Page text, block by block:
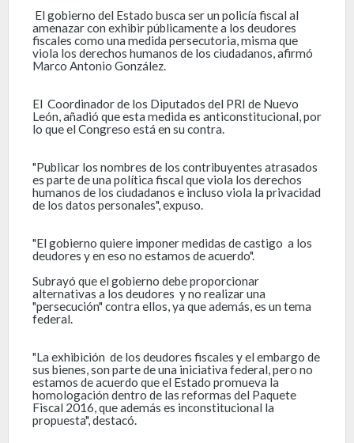
El gobierno del Estado busca ser un policía fiscal al
amenazar con exhibir públicamente a los deudores
fiscales como una medida persecutoria, misma que
viola los derechos humanos de los ciudadanos, afirmó
Marco Antonio González.
El Coordinador de los Diputados del PRI de Nuevo
León, añadió que esta medida es anticonstitucional, por
lo que el Congreso está en su contra.
"Publicar los nombres de los contribuyentes atrasados
es parte de una política fiscal que viola los derechos
humanos de los ciudadanos e incluso viola la privacidad
de los datos personales", expuso.
"El gobierno quiere imponer medidas de castigo a los
deudores y en eso no estamos de acuerdo".
Subrayó que el gobierno debe proporcionar
alternativas a los deudores y no realizar una
"persecución" contra ellos, ya que además, es un tema
federal.
"La exhibición de los deudores fiscales y el embargo de
sus bienes, son parte de una iniciativa federal, pero no
estamos de acuerdo que el Estado promueva la
homologación dentro de las reformas del Paquete
Fiscal 2016, que además es inconstitucional la
propuesta", destacó.